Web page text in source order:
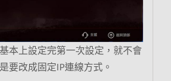
本上設定完第一次設定，就不會
要改成固定IP連線方式。